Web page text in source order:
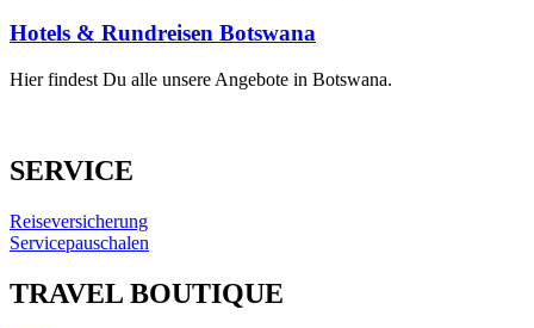
Hotels & Rundreisen Botswana
Hier findest Du alle unsere Angebote in Botswana.
SERVICE
Reiseversicherung
Servicepauschalen
TRAVEL BOUTIQUE